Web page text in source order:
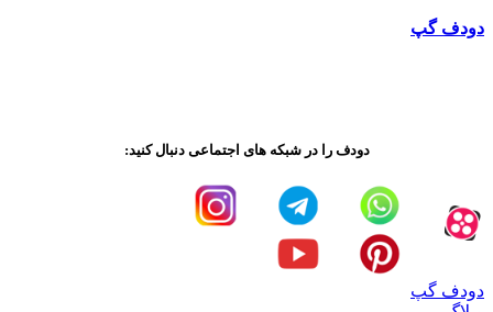
دودف گپ
دودف را در شبکه های اجتماعی دنبال کنید:
دودف گپ